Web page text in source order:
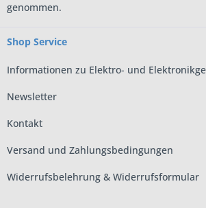
genommen.
Shop Service
Informationen zu Elektro- und
Newsletter
Kontakt
Versand und Zahlungsbedingungen
Widerrufsbelehrung & Widerrufsformular